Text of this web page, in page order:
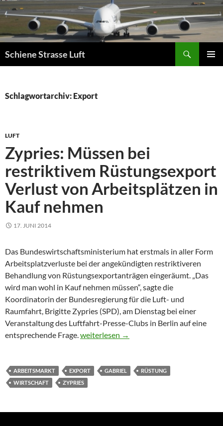
Zum
Inhalt
springen
Schiene Strasse Luft
Schlagwortarchiv: Export
LUFT
Zypries: Müssen bei
restriktivem Rüstungsexport
Verlust von Arbeitsplätzen in
Kauf nehmen
17. JUNI 2014
Das Bundeswirtschaftsministerium hat erstmals in aller Form
Arbeitsplatzverluste bei der angekündigten restriktiveren
Behandlung von Rüstungsexportanträgen eingeräumt. „Das
wird man wohl in Kauf nehmen müssen“, sagte die
Koordinatorin der Bundesregierung für die Luft- und
Raumfahrt, Brigitte Zypries (SPD), am Dienstag bei einer
Veranstaltung des Luftfahrt-Presse-Clubs in Berlin auf eine
entsprechende Frage.Zypries: Müssen bei restriktivem
weiterlesen →
ARBEITSMARKT EXPORT GABRIEL
RÜSTUNG
WIRTSCHAFT
ZYPRIES